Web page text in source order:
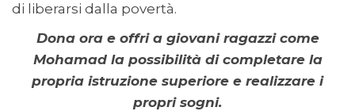
di liberarsi dalla povertà.
Dona ora e offri a giovani ragazzi come
Mohamad la possibilità di completare la
propria istruzione superiore e realizzare i
propri sogni.